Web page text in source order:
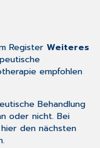
RegisterWeiteres
empfohlen
Behandlung
oder nicht. Bei
den nächsten